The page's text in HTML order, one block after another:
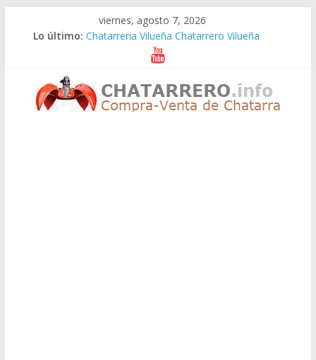
viernes, agosto 7, 2026
Lo último: Chatarreria Vilueña Chatarrero Vilueña
Chatarreria Zuera Chatarrero Zuera
Chatarreria Zaragoza Chatarrero Zaragoza
Chatarreria Zaida Chatarrero Zaida
Chatarreria Vistabella Chatarrero Vistabella